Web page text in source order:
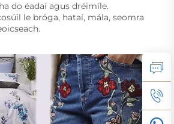
do éadaí agus dréimíle.
le bróga, hataí, mála, seomra